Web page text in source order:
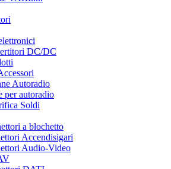
DC/DC
Autoradio
per autoradio
Soldi
a blochetto
Accendisigari
Audio-Video